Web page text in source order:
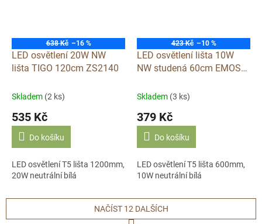
638 Kč –16 %
LED osvětlení 20W NW
lišta TIGO 120cm ZS2140
Skladem (2 ks)
535 Kč
Do košíku
LED osvětlení T5 lišta 1200mm,
20W neutrální bílá
423 Kč –10 %
LED osvětlení lišta 10W
NW studená 60cm EMOS
Skladem (3 ks)
379 Kč
Do košíku
LED osvětlení T5 lišta 600mm,
10W neutrální bílá
NAČÍST 12 DALŠÍCH